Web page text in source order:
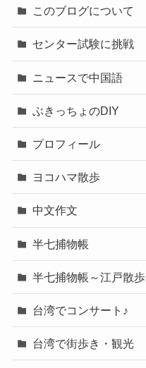
このブログについて
センター試験に挑戦
ニュースで中国語
ぶきっちょのDIY
プロフィール
ヨコハマ散歩
中文作文
半七捕物帳
半七捕物帳～江戸散歩
台湾でコンサート♪
台湾で街歩き・観光